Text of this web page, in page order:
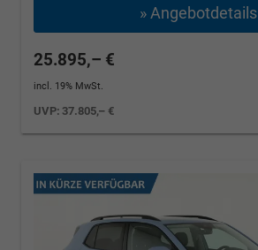
» Angebotdetails
25.895,– €
incl. 19% MwSt.
UVP: 37.805,– €